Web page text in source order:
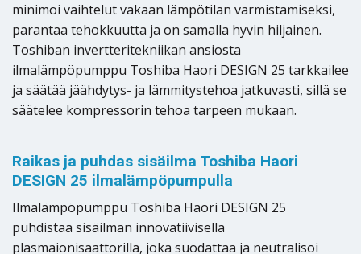
minimoi vaihtelut vakaan lämpötilan varmistamiseksi,
parantaa tehokkuutta ja on samalla hyvin hiljainen.
Toshiban invertteritekniikan ansiosta
ilmalämpöpumppu Toshiba Haori DESIGN 25 tarkkailee
ja säätää jäähdytys- ja lämmitystehoa jatkuvasti, sillä se
säätelee kompressorin tehoa tarpeen mukaan.
Raikas ja puhdas sisäilma Toshiba Haori
DESIGN 25 ilmalämpöpumpulla
Ilmalämpöpumppu Toshiba Haori DESIGN 25
puhdistaa sisäilman innovatiivisella
plasmaionisaattorilla, joka suodattaa ja neutralisoi